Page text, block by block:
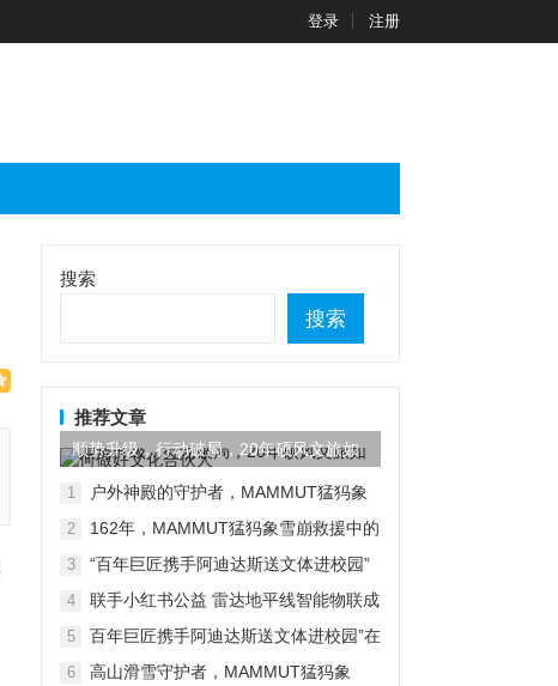
登录 注册
搜索
搜索
推荐文章
顺势升级，行动破局，20年硕风文旅如
何做好文化合伙人
1
户外神殿的守护者，MAMMUT猛犸象
2
162年，MAMMUT猛犸象雪崩救援中的
3
“百年巨匠携手阿迪达斯送文体进校园”
4
联手小红书公益 雷达地平线智能物联成
5
百年巨匠携手阿迪达斯送文体进校园”在
6 高山滑雪守护者，MAMMUT猛犸象